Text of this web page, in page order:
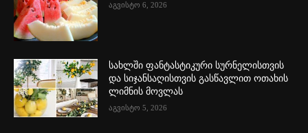
აგვისტო 6, 2026
სახლში ფანტასტიკური სურნელისთვის
და სიჯანსაღისთვის გასწავლით ოთახის
ლიმნის მოვლას
აგვისტო 5, 2026